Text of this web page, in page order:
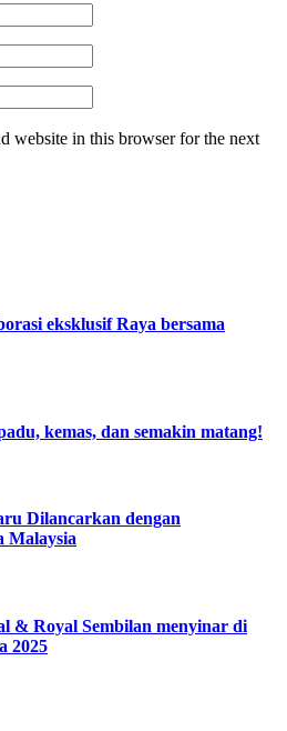
website in this browser for the next
eksklusif Raya bersama
kemas, dan semakin matang!
Dilancarkan dengan
Malaysia
& Royal Sembilan menyinar di
2025